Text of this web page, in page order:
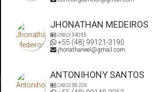
JHONATHAN MEDEIROS
CRECI34035
+55 (48) 99121-3190
jhonathaneel@gmail.com
ANTONIHONY SANTOS
CRECI38.206